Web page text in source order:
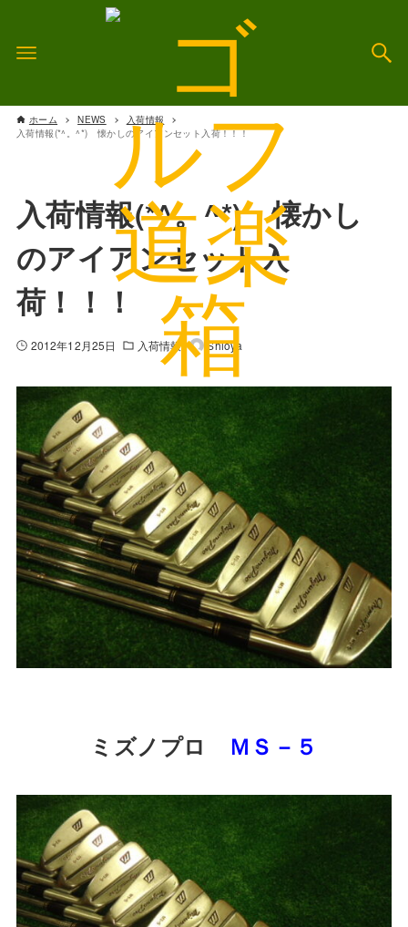
ホーム NEWS
入荷情報
入荷情報(*^。^*) 懐かしのアイアンセット入荷！！！
入荷情報(*^。^*) 懐かし
のアイアンセット入
荷！！！
2012年12月25日 入荷情報 Shioya
ミズノプロ ＭＳ－５